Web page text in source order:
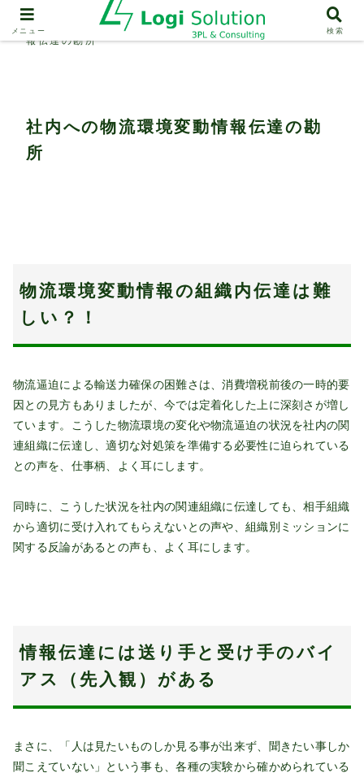
物流事例紹介
社内への物流環境変動情
報伝達の勘所
社内への物流環境変動情報伝達の勘
所
物流環境変動情報の組織内伝達は難
しい？！
物流逼迫による輸送力確保の困難さは、消費増税前後の一時的要
因との見方もありましたが、今では定着化した上に深刻さが増し
ています。こうした物流環境の変化や物流逼迫の状況を社内の関
連組織に伝達し、適切な対処策を準備する必要性に迫られている
との声を、仕事柄、よく耳にします。
同時に、こうした状況を社内の関連組織に伝達しても、相手組織
から適切に受け入れてもらえないとの声や、組織別ミッションに
関する反論があるとの声も、よく耳にします。
情報伝達には送り手と受け手のバイ
アス（先入観）がある
まさに、「人は見たいものしか見る事が出来ず、聞きたい事しか
聞こえていない」という事も、各種の実験から確かめられている
メニュー 検索